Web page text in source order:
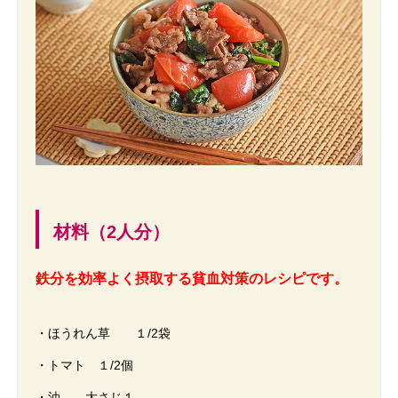
材料（2人分）
鉄分を効率よく摂取する貧血対策のレシピです。
・ほうれん草 １/2袋
・トマト １/2個